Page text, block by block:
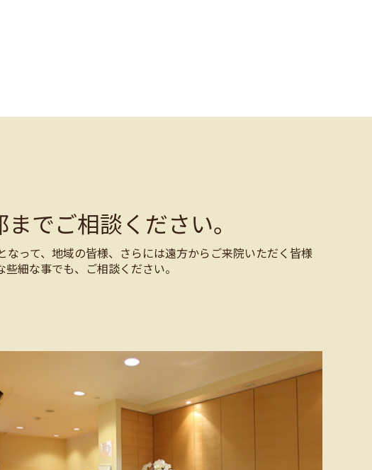
でご相談ください。
って、地域の皆様、さらには遠方からご来院いただく皆様
細な事でも、ご相談ください。